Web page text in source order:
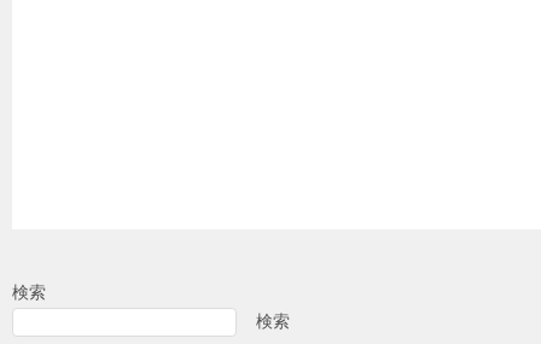
検索
検索